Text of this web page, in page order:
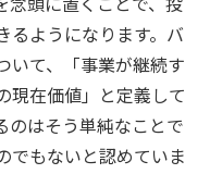
るようになります。バ
いて、「事業が継続す
現在価値」と定義して
のはそう単純なことで
でもないと認めていま